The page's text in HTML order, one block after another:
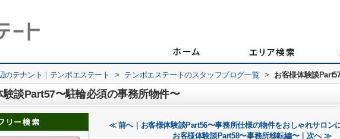
のテナント｜テンポエステート > テンポエステートのスタッフブログ一覧 > お客様体験談
験談Part57〜駐輪必須の事務所物件〜
≪ 前へ｜お客様体験談Part56〜事務所仕様の物件をおしゃれサロン
お客様体験談Part58〜事務所移転編〜｜次へ ≫